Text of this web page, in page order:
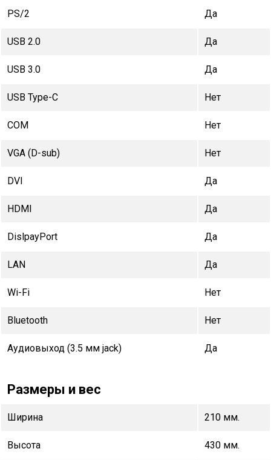
PS/2 Да
USB 2.0 Да
USB 3.0 Да
USB Type-C Нет
COM Нет
VGA (D-sub) Нет
DVI Да
HDMI Да
DislpayPort Да
LAN Да
Wi-Fi Нет
Bluetooth Нет
Аудиовыход (3.5 мм jack) Да
Размеры и вес
Ширина 210 мм.
Высота 430 мм.